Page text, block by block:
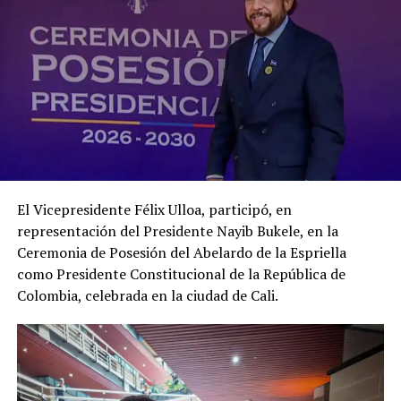
Vicente y Cabañas de tres a dos diputados, cada uno (ver
mapa).
Comparte esto:
Me gusta esto:
Relacionado
El Vicepresidente Félix Ulloa, participó, en
representación del Presidente Nayib Bukele, en la
Ceremonia de Posesión del Abelardo de la Espriella
como Presidente Constitucional de la República de
Colombia, celebrada en la ciudad de Cali.